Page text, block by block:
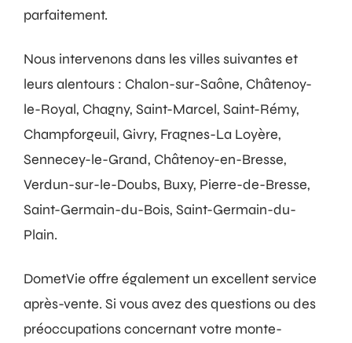
parfaitement.
Nous intervenons dans les villes suivantes et
leurs alentours : Chalon-sur-Saône, Châtenoy-
le-Royal, Chagny, Saint-Marcel, Saint-Rémy,
Champforgeuil, Givry, Fragnes-La Loyère,
Sennecey-le-Grand, Châtenoy-en-Bresse,
Verdun-sur-le-Doubs, Buxy, Pierre-de-Bresse,
Saint-Germain-du-Bois, Saint-Germain-du-
Plain.
DometVie offre également un excellent service
après-vente. Si vous avez des questions ou des
préoccupations concernant votre monte-